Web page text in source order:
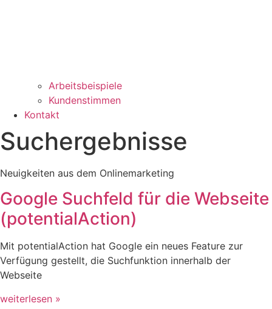
Arbeitsbeispiele
Kundenstimmen
Kontakt
Suchergebnisse
Neuigkeiten aus dem Onlinemarketing
Google Suchfeld für die Webseite
(potentialAction)
Mit potentialAction hat Google ein neues Feature zur
Verfügung gestellt, die Suchfunktion innerhalb der
Webseite
weiterlesen »